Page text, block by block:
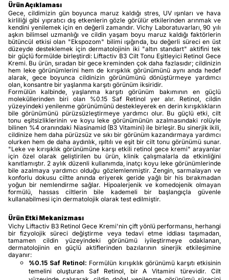
Ürün Açıklaması
Gece, cildimizin gün boyunca maruz kaldığı stres, UV ışınları ve hava
kirliliği gibi yıpratıcı dış etkenlerin gözle görülür etkilerinden arınmak ve
kendini yenilemek için en değerli zamandır. Vichy Laboratuvarları, 90 yılı
aşkın bilimsel uzmanlığı ve cildin yaşam boyu maruz kaldığı faktörlerin
bütüncül etkisi olan "Ekspozom" bilimi ışığında, bu değerli süreci en üst
düzeyde desteklemek için dermatolojinin iki "altın standart" aktifini tek
bir güçlü formülde birleştirdi: Liftactiv B3 Cilt Tonu Eşitleyici Retinol Gece
Kremi. Bu ürün, sıradan bir gece kreminden çok daha fazlasıdır; cildinizin
hem leke görünümlerini hem de kırışıklık görünümünü aynı anda hedef
alarak, gece boyunca cildinizin görünümünü dönüştürmeye yardımcı
olan, konsantre bir yaşlanma karşıtı görünüm iksiridir.
Formülün kalbinde, yaşlanma karşıtı görünüm bakımının en güçlü
moleküllerinden biri olan %0.15 Saf Retinol yer alır. Retinol, cildin
yüzeyindeki yenilenme görünümünü destekleyerek en derin kırışıklıkların
bile görünümünü pürüzsüzleştirmeye yardımcı olur. Bu güçlü etki, cilt
tonu eşitsizliklerinin ve koyu leke görünümünün azalmasındaki rolüyle
bilinen %4 oranındaki Niasinamid (B3 Vitamini) ile birleşir. Bu sinerjik ikili,
cildinize hem daha pürüzsüz ve sıkı bir görünüm kazandırmaya yardımcı
olurken hem de daha aydınlık, ışıltılı ve eşit bir cilt tonu görünümü sunar.
"Leke ve kırışıklık görünümüne karşı etkili retinol gece kremi" arayanlar
için özel olarak geliştirilen bu ürün, klinik çalışmalarla da etkinliğini
kanıtlamıştır. 2 aylık düzenli kullanımda, inatçı koyu leke görünümlerinde
bile azalmaya yardımcı olduğu gözlemlenmiştir. Zengin, sarmalayan ve
konforlu dokusu ciltte anında eriyerek geride yağlı bir his bırakmadan
yoğun bir nemlendirme sağlar. Hipoalerjenik ve komedojenik olmayan
formülü, hassas ciltlerin bile kademeli bir başlangıçla güvenle
kullanabilmesi için dermatolojik olarak test edilmiştir.
Ürün Etki Mekanizması
Vichy Liftactiv B3 Retinol Gece Kremi'nin çift yönlü performansı, herhangi
bir fizyolojik süreci değiştirme veya tedavi etme iddiası taşımadan,
tamamen cildin yüzeyindeki görünümü iyileştirmeye odaklanan,
dermatolojinin en güçlü aktiflerinden bazılarının sinerjik etkileşimine
dayanır:
%0.15 Saf Retinol: Formülün kırışıklık görünümü karşıtı etkisinin
temelini oluşturan Saf Retinol, bir A Vitamini türevidir. Cilt